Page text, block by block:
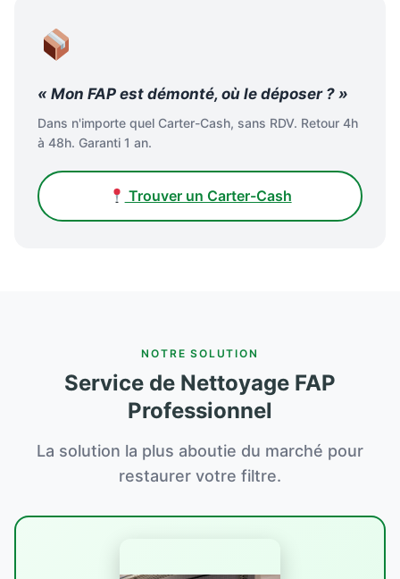
« Mon FAP est démonté, où le déposer ? »
Dans n'importe quel Carter-Cash, sans RDV. Retour 4h
à 48h. Garanti 1 an.
Trouver un Carter-Cash
NOTRE SOLUTION
Service de Nettoyage FAP
Professionnel
La solution la plus aboutie du marché pour
restaurer votre filtre.